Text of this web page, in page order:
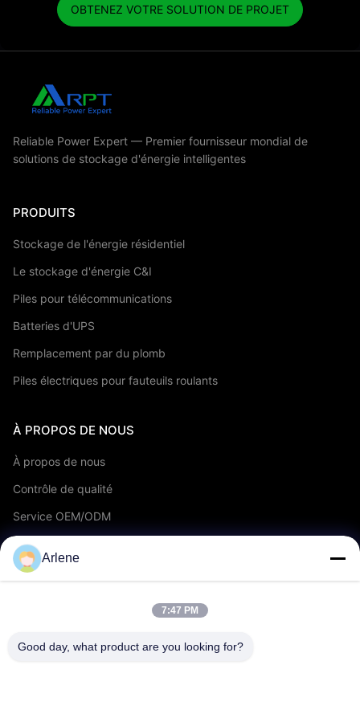
OBTENEZ VOTRE SOLUTION DE PROJET
Reliable Power Expert — Premier fournisseur mondial de
solutions de stockage d'énergie intelligentes
PRODUITS
Stockage de l'énergie résidentiel
Le stockage d'énergie C&I
Piles pour télécommunications
Batteries d'UPS
Remplacement par du plomb
Piles électriques pour fauteuils roulants
À PROPOS DE NOUS
À propos de nous
Contrôle de qualité
Service OEM/ODM
Événements et actualités
FAQ
Arlene
7:47 PM
Good day, what product are you looking for?